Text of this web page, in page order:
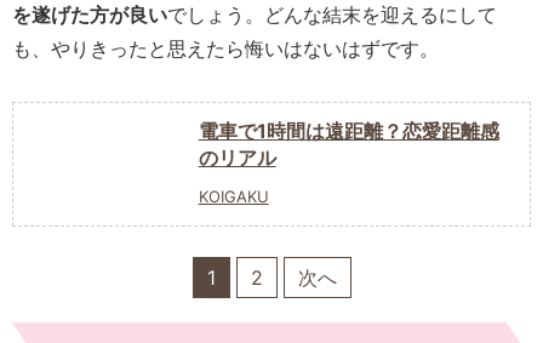
を遂げた方が良いでしょう。どんな結末を迎えるにして
も、やりきったと思えたら悔いはないはずです。
電車で1時間は遠距離？恋愛距離感
のリアル
KOIGAKU
1 2 次へ